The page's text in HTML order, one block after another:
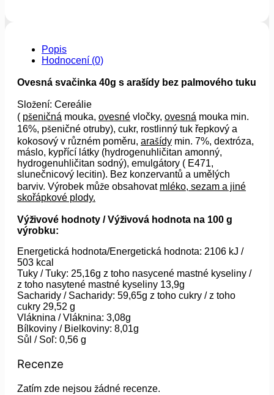
Popis
Hodnocení (0)
Ovesná svačinka 40g s arašídy bez palmového tuku
Složení: Cereálie
( pšeničná mouka, ovesné vločky, ovesná mouka min.
16%, pšeničné otruby), cukr, rostlinný tuk řepkový a
kokosový v různém poměru, arašídy min. 7%, dextróza,
máslo, kypřící látky (hydrogenuhličitan amonný,
hydrogenuhličitan sodný), emulgátory ( E471,
slunečnicový lecitin). Bez konzervantů a umělých
barviv. Výrobek může obsahovat mléko, sezam a jiné
skořápkové plody.
Výživové hodnoty / Výživová hodnota na 100 g
výrobku:
Energetická hodnota/Energetická hodnota: 2106 kJ /
503 kcal
Tuky / Tuky: 25,16g z toho nasycené mastné kyseliny /
z toho nasytené mastné kyseliny 13,9g
Sacharidy / Sacharidy: 59,65g z toho cukry / z toho
cukry 29,52 g
Vláknina / Vláknina: 3,08g
Bílkoviny / Bielkoviny: 8,01g
Sůl / Soľ: 0,56 g
Recenze
Zatím zde nejsou žádné recenze.